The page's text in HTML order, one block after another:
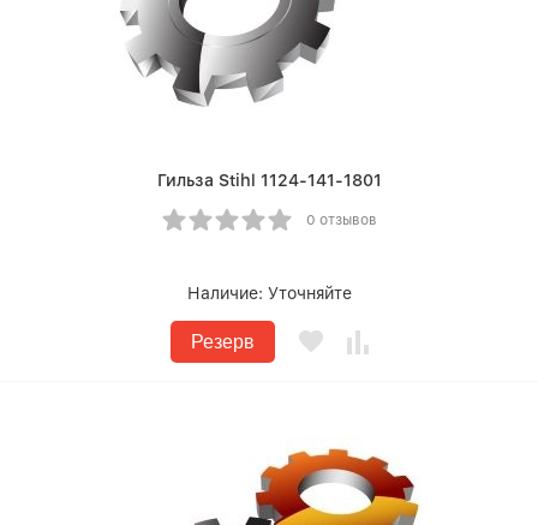
Гильза Stihl 1124-141-1801
0 отзывов
Наличие: Уточняйте
Резерв